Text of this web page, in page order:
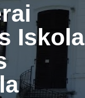
Iskola